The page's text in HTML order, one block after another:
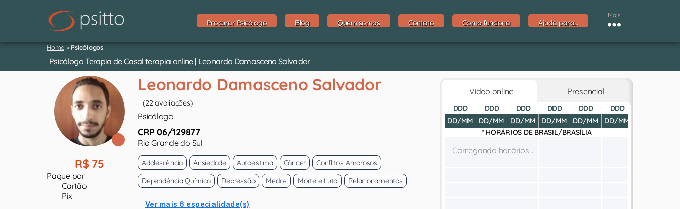
Procurar Psicólogo Blog Quem somos Contato Como funciona Ajuda para…
Mais
Home » Psicólogos
Psicólogo Terapia de Casal terapia online | Leonardo Damasceno Salvador
R$ 75
Pague por:
Cartão
Pix
Leonardo Damasceno Salvador
(22 avaliações)
Psicólogo
CRP 06/129877
Rio Grande do Sul
Adolescência Ansiedade Autoestima Câncer
Conflitos Amorosos
Dependência Química
Depressão Medos Morte e Luto Relacionamentos
Ver mais 6 especialidade(s)
Vídeo online Presencial
DDD
DD/MM
DDD
DD/MM
DDD
DD/MM
DDD
DD/MM
DDD
DD/MM
DDD
DD/MM
* HORÁRIOS DE BRASIL/BRASÍLIA
Carregando horários...